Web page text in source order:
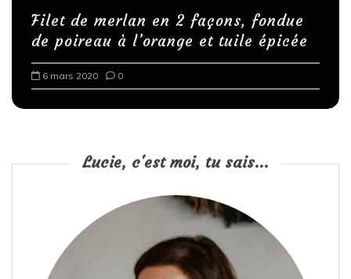
Filet de merlan en 2 façons, fondue
de poireau à l’orange et tuile épicée
6 mars 2020 0
Lucie, c'est moi, tu sais...